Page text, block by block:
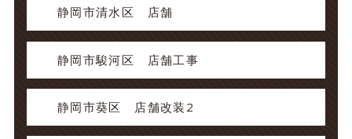
静岡市清水区 店舗
静岡市駿河区 店舗工事
静岡市葵区 店舗改装2